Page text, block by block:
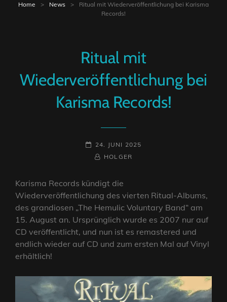
Home > News >
Ritual mit Wiederveröffentlichung bei Karisma
Records!
Ritual mit
Wiederveröffentlichung bei
Karisma Records!
POSTED-
ON
24. JUNI 2025
BY
BYLINEHOLGER
Karisma Records kündigt die
Wiederveröffentlichung des vierten Ritual-Albums,
des grandiosen „The Hemulic Voluntary Band“ am
15. August an. Ursprünglich wurde es 2007 nur auf
CD veröffentlicht, und nun ist es remastered und
endlich wieder auf CD und zum ersten Mal auf Vinyl
erhältlich!